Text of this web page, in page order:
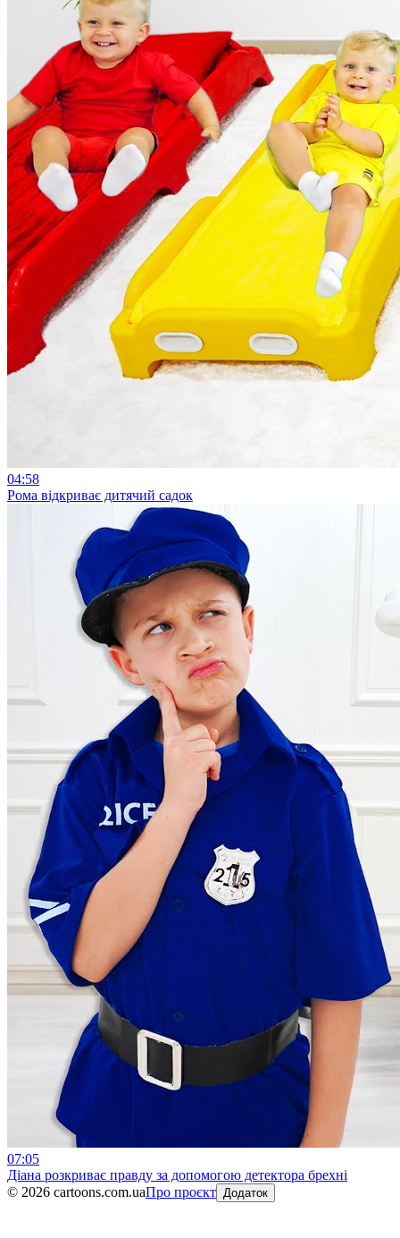
04:58
Рома відкриває дитячий садок
07:05
Діана розкриває правду за допомогою детектора брехні
© 2026 cartoons.com.uaПро проєкт Додаток